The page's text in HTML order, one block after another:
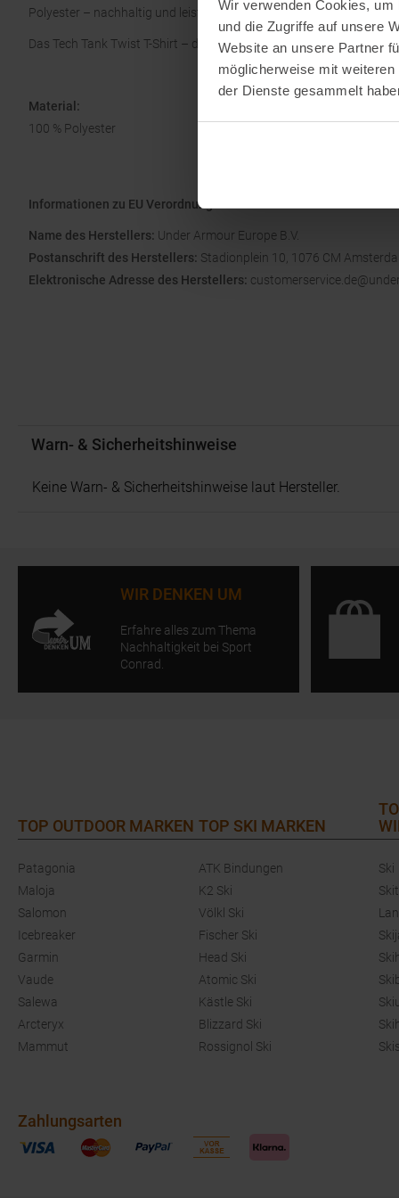
Wir verwenden Cookies,
und die Zugriffe auf unsere
Website an unsere Partner
möglicherweise mit
der Dienste gesammelt
Polyester – nachhaltig und leistungsfähig zugleich.
Das Tech Tank Twist T-Shirt – dein zuverlässiger Begleiter, der
Material:
100 % Polyester
Informationen zu EU Verordnung GPSR
Name des Herstellers: Under Armour Europe B.V.
Postanschrift des Herstellers: Stadionplein 10, 1076 CM
Elektronische Adresse des Herstellers:
Warn- & Sicherheitshinweise
Keine Warn- & Sicherheitshinweise laut Hersteller.
WIR DENKEN UM
Erfahre alles zum Thema
Nachhaltigkeit bei Sport
Conrad.
TOP OUTDOOR MARKEN
Patagonia
Maloja
Salomon
Icebreaker
Garmin
Vaude
Salewa
Arcteryx
Mammut
TOP SKI MARKEN
ATK Bindungen
K2 Ski
Völkl Ski
Fischer Ski
Head Ski
Atomic Ski
Kästle Ski
Blizzard Ski
Rossignol Ski
Ski
Zahlungsarten